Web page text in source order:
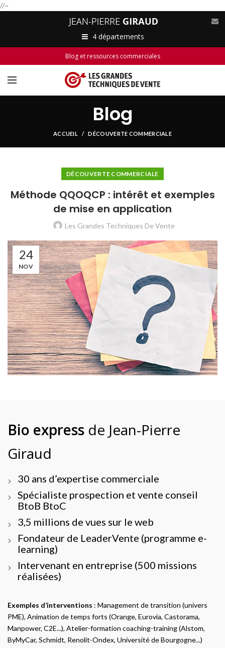
//~
4 départements
Blog et ressources commerciales
Blog
ACCUEIL DÉCOUVERTE COMMERCIALE
DÉCOUVERTE COMMERCIALE
Méthode QQOQCP : intérêt et exemples
de mise en application
Les Grandes Techniques De Vente
24
NOV
Bio express de Jean-Pierre
Giraud
30 ans d’expertise commerciale
Spécialiste prospection et vente conseil
BtoB BtoC
3,5 millions de vues sur le web
Fondateur de LeaderVente (programme e-
learning)
Intervenant en entreprise (500 missions
réalisées)
Exemples d’interventions : Management de transition (univers
PME), Animation de temps forts (Orange, Eurovia, Castorama,
Manpower, C2E...), Atelier-formation coaching-training (Alstom,
ByMyCar, Schmidt, Renolit-Ondex, Université de Bourgogne...)